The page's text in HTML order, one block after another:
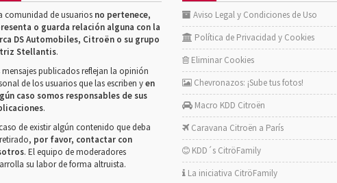
comunidad de usuarios no pertenece,
o guarda relación alguna con la
DS Automobiles, Citroën o su grupo
Stellantis.
mensajes publicados reflejan la opinión
de los usuarios que las escriben yen
caso somos responsables de sus
.
de existir algún contenido que deba
por favor, contactar con
. El equipo de moderadores
su labor de forma altruista.
Aviso Legal y Condiciones de Uso
Política de Privacidad y Cookies
Eliminar Cookies
Chevronazos: ¡Sube tus fotos!
Macro KDD Citroën
Caravana Citroën a París
KDD´s CitröFamily
La iniciativa CitröFamily